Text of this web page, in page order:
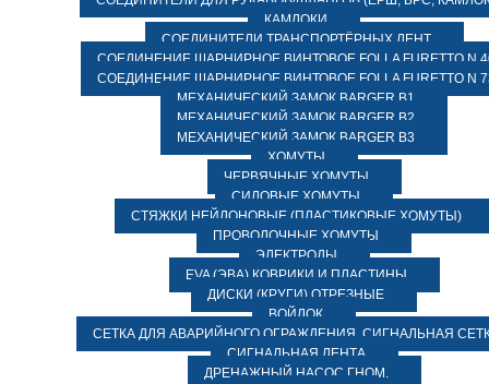
КАМЛОКИ
СОЕДИНИТЕЛИ ТРАНСПОРТЁРНЫХ ЛЕНТ
СОЕДИНЕНИЕ ШАРНИРНОЕ ВИНТОВОЕ FOLLA FURETTO N
СОЕДИНЕНИЕ ШАРНИРНОЕ ВИНТОВОЕ FOLLA FURETTO N
МЕХАНИЧЕСКИЙ ЗАМОК BARGER B1
МЕХАНИЧЕСКИЙ ЗАМОК BARGER B2
МЕХАНИЧЕСКИЙ ЗАМОК BARGER B3
ХОМУТЫ
ЧЕРВЯЧНЫЕ ХОМУТЫ
СИЛОВЫЕ ХОМУТЫ
СТЯЖКИ НЕЙЛОНОВЫЕ (ПЛАСТИКОВЫЕ ХОМУТЫ)
ПРОВОЛОЧНЫЕ ХОМУТЫ
ЭЛЕКТРОДЫ
EVA (ЭВА) КОВРИКИ И ПЛАСТИНЫ
ДИСКИ (КРУГИ) ОТРЕЗНЫЕ
ВОЙЛОК
СЕТКА ДЛЯ АВАРИЙНОГО ОГРАЖДЕНИЯ, СИГНАЛЬНАЯ
СИГНАЛЬНАЯ ЛЕНТА
ДРЕНАЖНЫЙ НАСОС ГНОМ.